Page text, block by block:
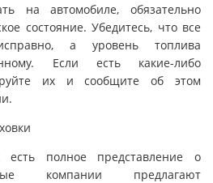
на автомобиле, обязательно
состояние. Убедитесь, что все
а уровень топлива
Если есть какие-либо
их и сообщите об этом
полное представление о
компании предлагают